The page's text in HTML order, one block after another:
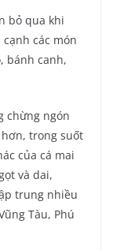
bỏ qua khi
các món
bánh canh,
chừng ngón
trong suốt
của cá mai
và dai,
trung nhiều
Tàu, Phú